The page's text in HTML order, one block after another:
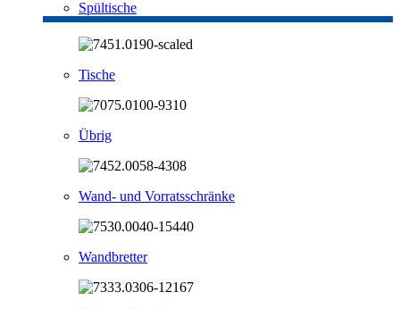
Spültische
Tische
Übrig
Wand- und Vorratsschränke
Wandbretter